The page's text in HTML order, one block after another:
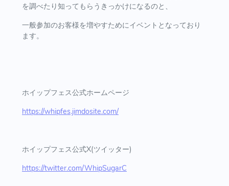
を調べたり知ってもらうきっかけになるのと、
一般参加のお客様を増やすためにイベントとなっており
ます。
ホイップフェス公式ホームページ
https://whipfes.jimdosite.com/
ホイップフェス公式X(ツイッター)
https://twitter.com/WhipSugarC